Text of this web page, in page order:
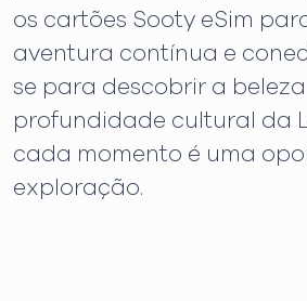
os cartões Sooty eSim
aventura contínua e
se para descobrir a
profundidade cultural da
cada momento é uma
exploração.